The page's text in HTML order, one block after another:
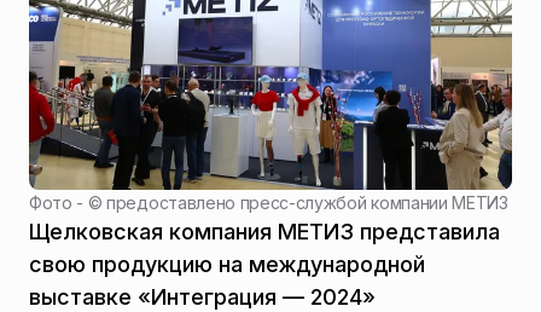
Фото - ©предоставлено пресс-службой компании МЕТИЗ
Щелковская компания МЕТИЗ представила
свою продукцию на международной
выставке «Интеграция — 2024»